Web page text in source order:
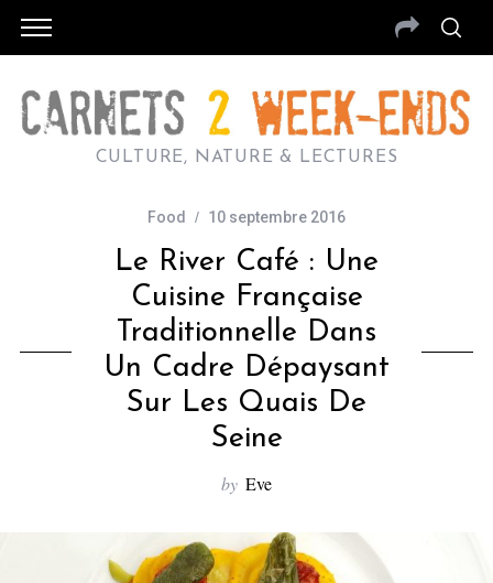
CULTURE, NATURE & LECTURES
Food 10 septembre 2016
Le River Café : Une
Cuisine Française
Traditionnelle Dans
Un Cadre Dépaysant
Sur Les Quais De
Seine
by Eve